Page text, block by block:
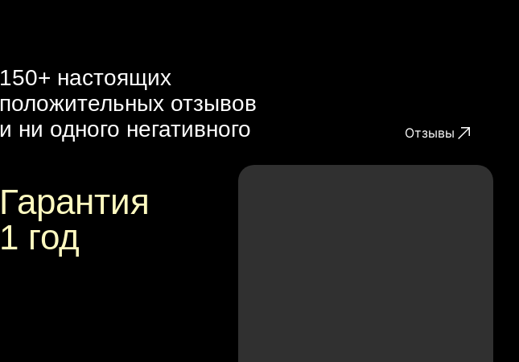
150+ настоящих
положительных отзывов
и ни одного негативного
Отзывы
Гарантия
1 год